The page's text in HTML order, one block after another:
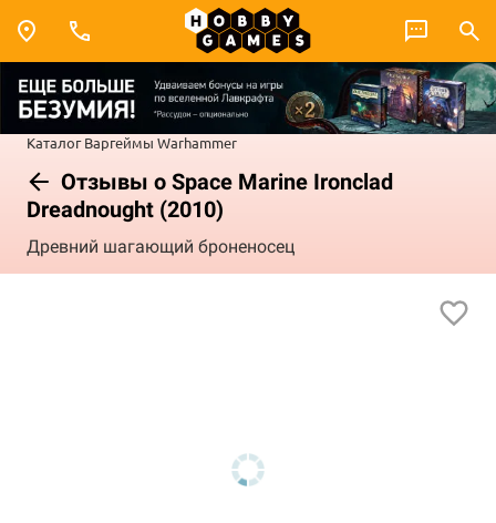
Каталог Варгеймы Warhammer
Отзывы о Space Marine Ironclad
Dreadnought (2010)
Древний шагающий броненосец